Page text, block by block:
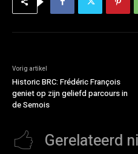
Vorig artikel
Historic BRC: Frédéric François
geniet op zijn geliefd parcours in
de Semois
Gerelateerd